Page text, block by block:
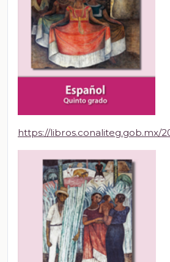
https://libros.conaliteg.gob.mx/